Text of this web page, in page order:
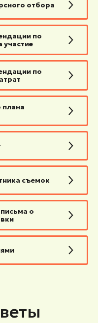
отбора
по
участие
по
съемок
о